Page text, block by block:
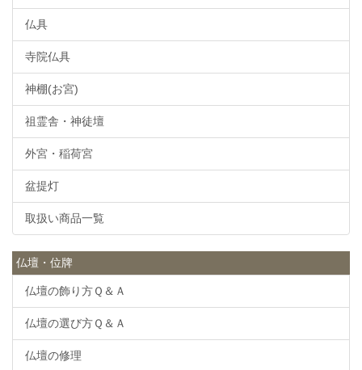
仏具
寺院仏具
神棚(お宮)
祖霊舎・神徒壇
外宮・稲荷宮
盆提灯
取扱い商品一覧
仏壇・位牌
仏壇の飾り方Ｑ＆Ａ
仏壇の選び方Ｑ＆Ａ
仏壇の修理